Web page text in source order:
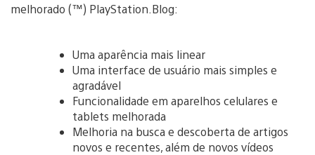
melhorado (™) PlayStation.Blog:
Uma aparência mais linear
Uma interface de usuário mais simples e
agradável
Funcionalidade em aparelhos celulares e
tablets melhorada
Melhoria na busca e descoberta de artigos
novos e recentes, além de novos vídeos